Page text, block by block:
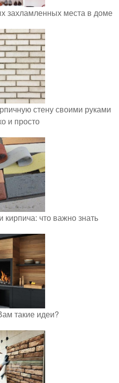
захламленных места в доме
стену своими руками
и просто
кирпича: что важно знать
такие идеи?